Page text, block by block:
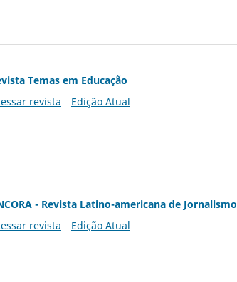
Temas em Educação
revista
Edição Atual
- Revista Latino-americana de Jornalismo
revista
Edição Atual